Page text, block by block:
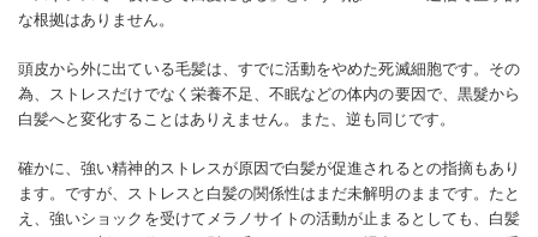
な根拠はありません。
頭皮から外に出ている毛髪は、すでに活動をやめた死滅細胞です。その
為、ストレスだけでなく栄養不足、不眠などの体内の要因で、黒髮から
白髪へと変化することはありえません。また、逆も同じです。
確かに、強い精神的ストレスが原因で白髪が促進されるとの指摘もあり
ます。ですが、ストレスと白髪の関係性はまだ未解明のままです。たと
え、強いショックを受けてメラノサイトの活動が止まるとしても、白髪